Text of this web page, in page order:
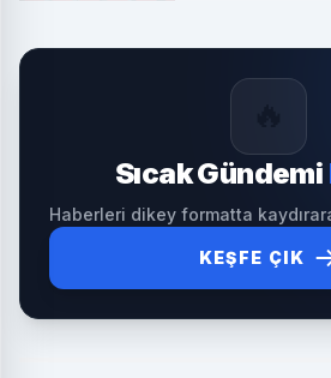
Sıcak Gündemi
Haberleri dikey formatta
KEŞFE ÇIK